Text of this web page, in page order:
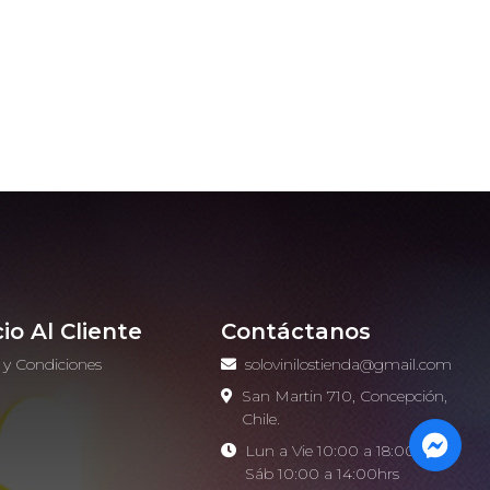
Al Cliente
Condiciones
Contáctanos
solovinilostienda@gmail.com
San Martin 710, Concepción,
Chile.
Lun a Vie 10:00 a 18:00hrs -
Sáb 10:00 a 14:00hrs